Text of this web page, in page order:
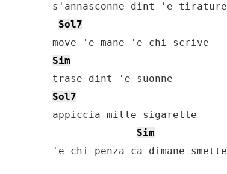
s'annasconne dint 'e tirature
Sol7
Sim
Sol7
appiccia mille sigarette
Sim
'e chi penza ca dimane smette